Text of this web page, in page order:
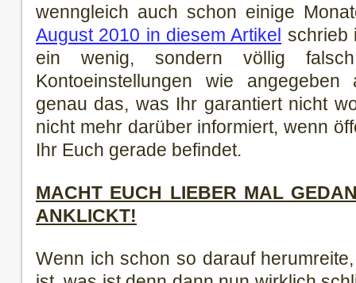
wenngleich auch schon einige
August 2010 in diesem Artikel schrieb
ein wenig, sondern völlig
Kontoeinstellungen wie
genau das, was Ihr garantiert nicht
nicht mehr darüber informiert, wenn
Ihr Euch gerade befindet.
MACHT EUCH LIEBER MAL
ANKLICKT!
Wenn ich schon so darauf